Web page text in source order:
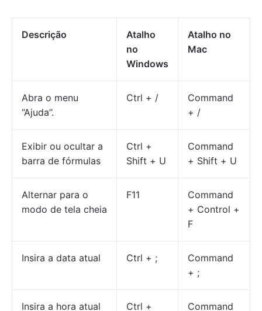
Descrição
Atalho
no
Windows
Atalho no
Mac
Abra o menu
“Ajuda”.
Ctrl + /
Command
+ /
Exibir ou ocultar a
barra de fórmulas
Ctrl +
Shift + U
Command
+ Shift + U
Alternar para o
modo de tela cheia
F11
Command
+ Control +
F
Insira a data atual Ctrl + ;
Command
+ ;
Insira a hora atual Ctrl + Command